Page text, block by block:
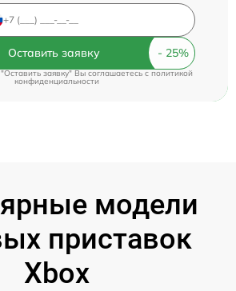
Оставить заявку
заявку" Вы соглашаетесь cполитикой
конфиденциальности
модели
приставок
Xbox